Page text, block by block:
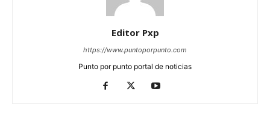
Editor Pxp
https://www.puntoporpunto.com
Punto por punto portal de noticias